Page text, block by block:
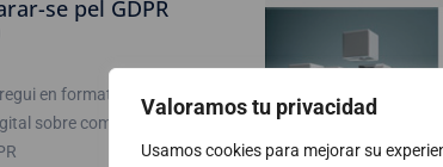
Valoramos tu privacidad
Usamos cookies para mejorar su
se pel GDPR
en format PDF aquest
sobre com preparar-se